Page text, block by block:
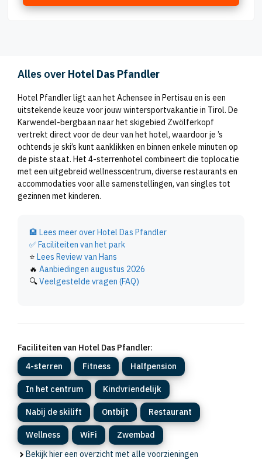
Alles over Hotel Das Pfandler
Hotel Pfandler ligt aan het Achensee in Pertisau en is een
uitstekende keuze voor jouw wintersportvakantie in Tirol. De
Karwendel-bergbaan naar het skigebied Zwölferkopf
vertrekt direct voor de deur van het hotel, waardoor je ’s
ochtends je ski’s kunt aanklikken en binnen enkele minuten op
de piste staat. Het 4-sterrenhotel combineert die toplocatie
met een uitgebreid wellnesscentrum, diverse restaurants en
accommodaties voor alle samenstellingen, van singles tot
gezinnen met kinderen.
🏨 Lees meer over Hotel Das Pfandler
✅ Faciliteiten van het park
⭐ Lees Review van Hans
🔥 Aanbiedingen augustus 2026
🔍Veelgestelde vragen (FAQ)
Faciliteiten van Hotel Das Pfandler:
4-sterren
Fitness Halfpension
In het centrum Kindvriendelijk
Nabij de skilift Ontbijt Restaurant
Wellness WiFi
Zwembad
Bekijk hier een overzicht met alle voorzieningen